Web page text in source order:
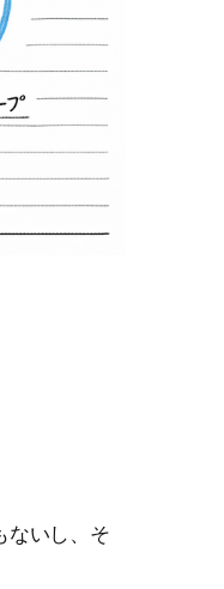
ないし、そ